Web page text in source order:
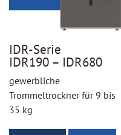
IDR-Serie
IDR190 – IDR680
gewerbliche
Trommeltrockner für 9 bis
35 kg